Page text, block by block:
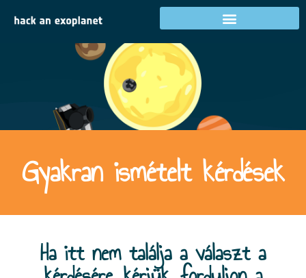
GYIK
Gyakran ismételt kérdések
Ha itt nem találja a választ a